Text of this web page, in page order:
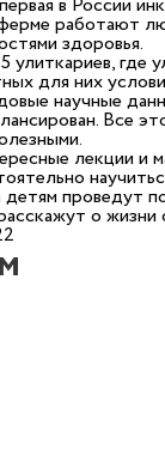
работают
здоровья.
где
для них
научные
Все
лекции и
проведут
о